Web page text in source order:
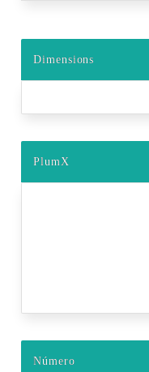
Dimensions
PlumX
Número